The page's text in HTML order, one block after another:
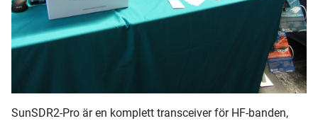
SunSDR2-Pro är en komplett transceiver för HF-banden,